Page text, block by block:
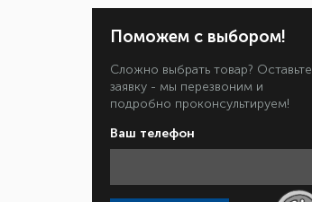
Поможем с выбором!
Сложно выбрать товар? Оставьте
заявку - мы перезвоним и
подробно проконсультируем!
Ваш телефон